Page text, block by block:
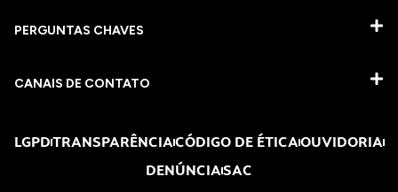
PERGUNTAS CHAVES​
CANAIS DE CONTATO
LGPDTRANSPARÊNCIACÓDIGO DE ÉTICAOUVIDORIA
DENÚNCIASAC